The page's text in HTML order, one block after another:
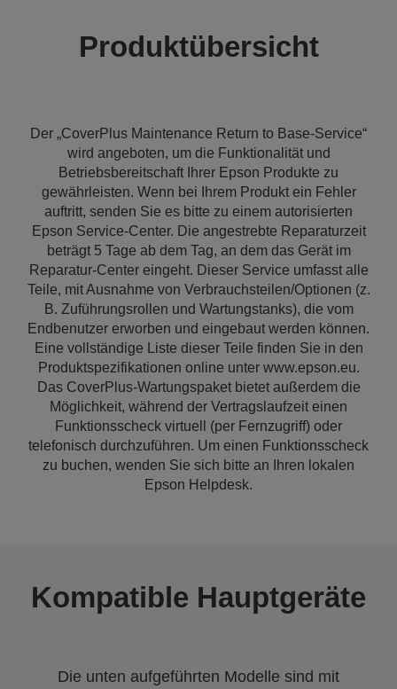
Produktübersicht
Der „CoverPlus Maintenance Return to Base-Service“
wird angeboten, um die Funktionalität und
Betriebsbereitschaft Ihrer Epson Produkte zu
gewährleisten. Wenn bei Ihrem Produkt ein Fehler
auftritt, senden Sie es bitte zu einem autorisierten
Epson Service-Center. Die angestrebte Reparaturzeit
beträgt 5 Tage ab dem Tag, an dem das Gerät im
Reparatur-Center eingeht. Dieser Service umfasst alle
Teile, mit Ausnahme von Verbrauchsteilen/Optionen (z.
B. Zuführungsrollen und Wartungstanks), die vom
Endbenutzer erworben und eingebaut werden können.
Eine vollständige Liste dieser Teile finden Sie in den
Produktspezifikationen online unter www.epson.eu.
Das CoverPlus-Wartungspaket bietet außerdem die
Möglichkeit, während der Vertragslaufzeit einen
Funktionsscheck virtuell (per Fernzugriff) oder
telefonisch durchzuführen. Um einen Funktionsscheck
zu buchen, wenden Sie sich bitte an Ihren lokalen
Epson Helpdesk.
Kompatible Hauptgeräte
Die unten aufgeführten Modelle sind mit